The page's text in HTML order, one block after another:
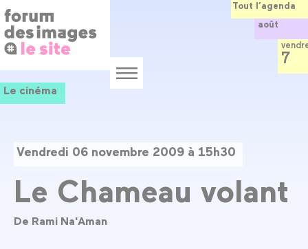
au
contenu
principal
Menu
Le cinéma
Vendredi 06 novembre 2009 à 15h30
Le Chameau volant
De Rami Na'Aman
Tout l’agenda
août
7